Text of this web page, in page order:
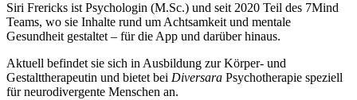
Siri Frericks ist Psychologin (M.Sc.) und seit 2020 Teil des 7Mind
Teams, wo sie Inhalte rund um Achtsamkeit und mentale
Gesundheit gestaltet – für die App und darüber hinaus.
Aktuell befindet sie sich in Ausbildung zur Körper- und
Gestalttherapeutin und bietet bei Diversara Psychotherapie speziell
für neurodivergente Menschen an.